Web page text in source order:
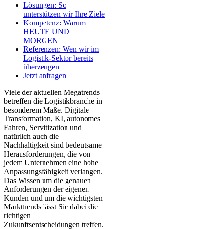
Lösungen: So
unterstützen wir Ihre Ziele
Kompetenz: Warum
HEUTE UND
MORGEN
Referenzen: Wen wir im
Logistik-Sektor bereits
überzeugen
Jetzt anfragen
Viele der aktuellen Megatrends
betreffen die Logistikbranche in
besonderem Maße. Digitale
Transformation, KI, autonomes
Fahren, Servitization und
natürlich auch die
Nachhaltigkeit sind bedeutsame
Herausforderungen, die von
jedem Unternehmen eine hohe
Anpassungsfähigkeit verlangen.
Das Wissen um die genauen
Anforderungen der eigenen
Kunden und um die wichtigsten
Markttrends lässt Sie dabei die
richtigen
Zukunftsentscheidungen treffen.